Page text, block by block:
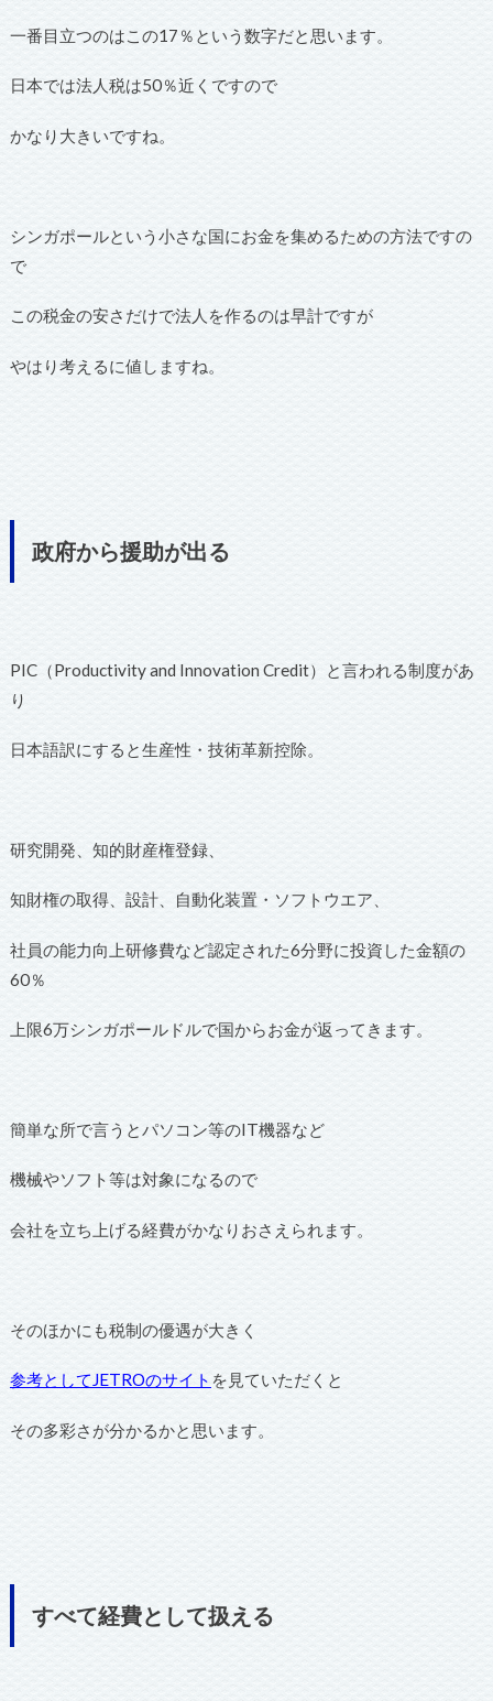
一番目立つのはこの17％という数字だと思います。
日本では法人税は50％近くですので
かなり大きいですね。
シンガポールという小さな国にお金を集めるための方法ですの
で
この税金の安さだけで法人を作るのは早計ですが
やはり考えるに値しますね。
政府から援助が出る
PIC（Productivity and Innovation Credit）と言われる制度があ
り
日本語訳にすると生産性・技術革新控除。
研究開発、知的財産権登録、
知財権の取得、設計、自動化装置・ソフトウエア、
社員の能力向上研修費など認定された6分野に投資した金額の
60％
上限6万シンガポールドルで国からお金が返ってきます。
簡単な所で言うとパソコン等のIT機器など
機械やソフト等は対象になるので
会社を立ち上げる経費がかなりおさえられます。
そのほかにも税制の優遇が大きく
参考としてJETROのサイト を見ていただくと
その多彩さが分かるかと思います。
すべて経費として扱える